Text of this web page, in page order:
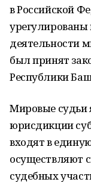
в Российской
деятельности
был принят
Республики
Мировые судьи
юрисдикции
входят в
осуществляют
судебных